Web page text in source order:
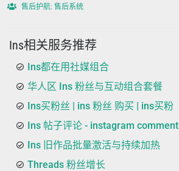
售后护航: 售后系统
Ins相关服务推荐
Ins都在用社媒组合
华人区 Ins 粉丝与互动组合套餐
Ins买粉丝 | ins 粉丝 购买 | ins买粉
Ins 帖子评论 - instagram comment
Ins 旧作品批量激活与持续加热
Threads 粉丝增长